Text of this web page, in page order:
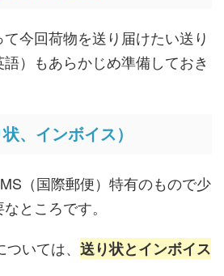
今回荷物を送り届けたい送り
）もあらかじめ準備しておき
、インボイス）
（国際郵便）特有のもので少
ところです。
いては、 送り状とインボイス